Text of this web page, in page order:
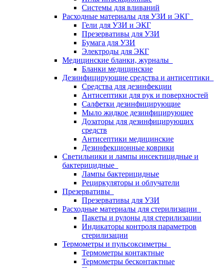
Системы для вливаний
Расходные материалы для УЗИ и ЭКГ
Гели для УЗИ и ЭКГ
Презервативы для УЗИ
Бумага для УЗИ
Электроды для ЭКГ
Медицинские бланки, журналы
Бланки медицинские
Дезинфицирующие средства и антисептики
Средства для дезинфекции
Антисептики для рук и поверхностей
Салфетки дезинфицирующие
Мыло жидкое дезинфицирующее
Дозаторы для дезинфицирующих
средств
Антисептики медицинские
Дезинфекционные коврики
Светильники и лампы инсектицидные и
бактерицидные
Лампы бактерицидные
Рециркуляторы и облучатели
Презервативы
Презервативы для УЗИ
Расходные материалы для стерилизации
Пакеты и рулоны для стерилизации
Индикаторы контроля параметров
стерилизации
Термометры и пульсоксиметры
Термометры контактные
Термометры бесконтактные